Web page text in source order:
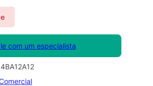
com um especialista